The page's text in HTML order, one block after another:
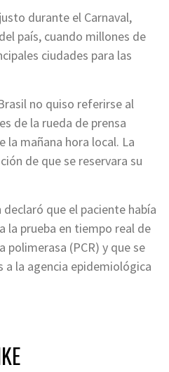
durante el Carnaval,
país, cuando millones de
ciudades para las
no quiso referirse al
de la rueda de prensa
la mañana hora local. La
de que se reservara su
que el paciente había
la prueba en tiempo real de
polimerasa (PCR) y que se
la agencia epidemiológica